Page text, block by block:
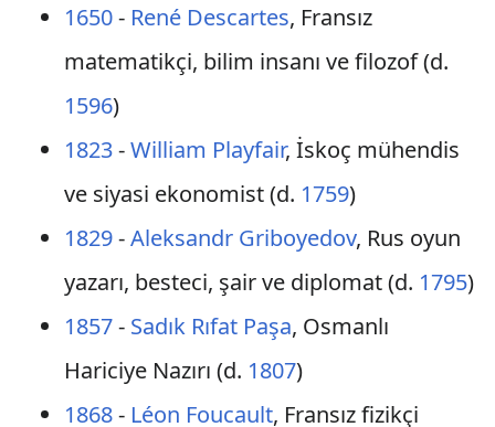
1650- René Descartes, Fransız
matematikçi, bilim insanı ve filozof (d.
1596)
1823-William Playfair, İskoç mühendis
ve siyasi ekonomist (d. 1759)
1829-Aleksandr Griboyedov, Rus oyun
yazarı, besteci, şair ve diplomat (d. 1795)
1857- Sadık Rıfat Paşa, Osmanlı
Hariciye Nazırı (d. 1807)
1868- Léon Foucault, Fransız fizikçi